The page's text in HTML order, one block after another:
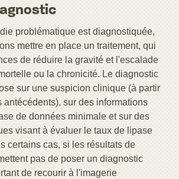
problématique est diagnostiquée,
mettre en place un traitement, qui
de réduire la gravité et l'escalade
ou la chronicité. Le diagnostic
sur une suspicion clinique (à partir
antécédents), sur des informations
de données minimale et sur des
visant à évaluer le taux de lipase
certains cas, si les résultats de
pas de poser un diagnostic
de recourir à l'imagerie